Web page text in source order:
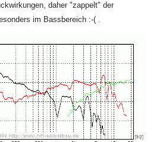
daher "zappelt" der
im Bassbereich :-( .